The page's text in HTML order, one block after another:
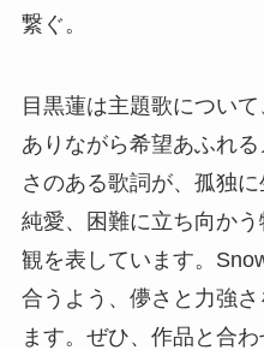
繋ぐ。
目黒蓮は主題歌につい
ありながら希望あふれ
さのある歌詞が、孤独
純愛、困難に立ち向か
観を表しています。
合うよう、儚さと力強
ます。ぜひ、作品と合